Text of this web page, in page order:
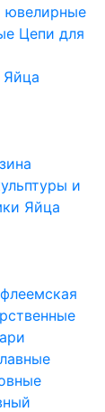
ювелирные
Цепи для
Яйца
и
Яйца